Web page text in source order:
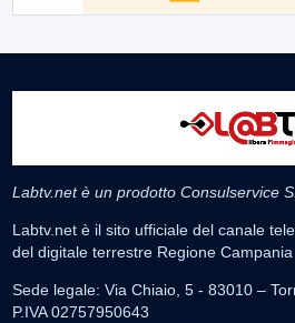
Labtv.net è un prodotto Consulservice
Labtv.net è il sito ufficiale del canale
del digitale terrestre Regione Campania
Sede legale: Via Chiaio, 5 - 83010 –
P.IVA 02757950643